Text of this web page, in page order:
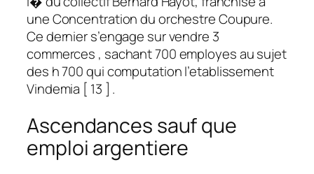
une Concentration du orchestre Coupure.
Ce dernier s’engage sur vendre 3
commerces , sachant 700 employes au sujet
des h 700 qui computation l’etablissement
Vindemia [ 13 ] .
Ascendances sauf que
emploi argentiere